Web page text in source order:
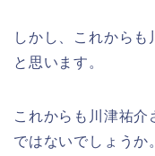
しかし、これからも
と思います。
これからも川津祐
ではないでしょうか